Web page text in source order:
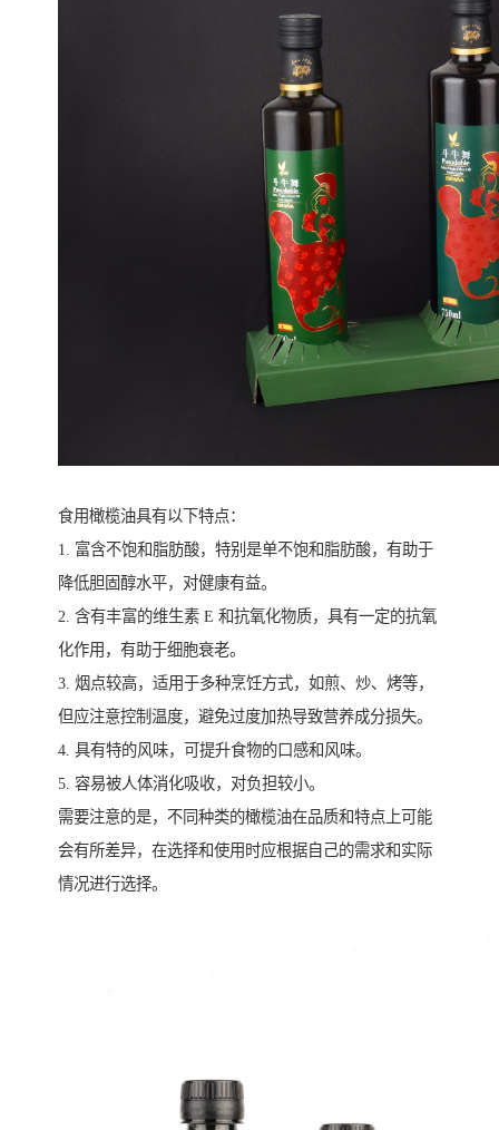
食用橄榄油具有以下特点：
1. 富含不饱和脂肪酸，特别是单不饱和脂肪酸，有助于
降低胆固醇水平，对健康有益。
2. 含有丰富的维生素 E 和抗氧化物质，具有一定的抗氧
化作用，有助于细胞衰老。
3. 烟点较高，适用于多种烹饪方式，如煎、炒、烤等，
但应注意控制温度，避免过度加热导致营养成分损失。
4. 具有特的风味，可提升食物的口感和风味。
5. 容易被人体消化吸收，对负担较小。
需要注意的是，不同种类的橄榄油在品质和特点上可能
会有所差异，在选择和使用时应根据自己的需求和实际
情况进行选择。